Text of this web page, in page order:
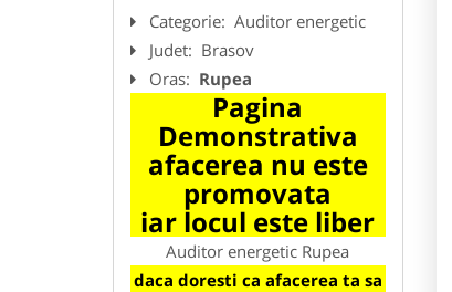
Categorie: Auditor energetic
Judet: Brasov
Oras: Rupea
Pagina
Demonstrativa
afacerea nu este
promovata
iar locul este liber
Auditor energetic Rupea
daca doresti ca afacerea ta sa